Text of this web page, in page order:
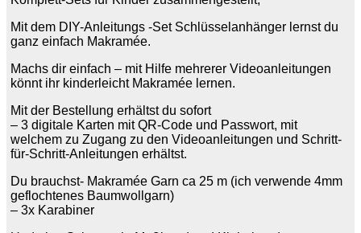
Mit dem DIY-Anleitungs -Set Schlüsselanhänger lernst du
ganz einfach Makramée.
Machs dir einfach – mit Hilfe mehrerer Videoanleitungen
könnt ihr kinderleicht Makramée lernen.
Mit der Bestellung erhältst du sofort
– 3 digitale Karten mit QR-Code und Passwort, mit
welchem zu Zugang zu den Videoanleitungen und Schritt-
für-Schritt-Anleitungen erhältst.
Du brauchst- Makramée Garn ca 25 m (ich verwende 4mm
geflochtenes Baumwollgarn)
– 3x Karabiner